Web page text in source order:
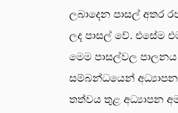
ලබාදෙන පාසල් අතර
ලද පාසල් වේ. එසේම
මෙම පාසල්වල
සම්බන්ධයෙන් අධ්‍යාපන
තත්වය තුළ අධ්‍යාපන